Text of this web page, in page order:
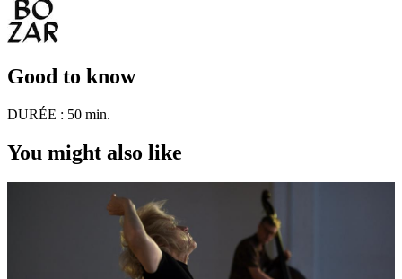
Good to know
DURÉE : 50 min.
You might also like